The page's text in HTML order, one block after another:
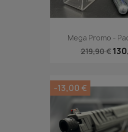
Mega Promo -
219,90 €
-13,00 €